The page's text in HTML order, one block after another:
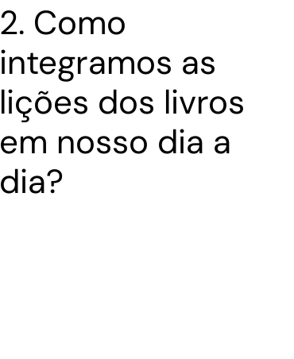
2. Como
integramos as
lições dos livros
em nosso dia a
dia?